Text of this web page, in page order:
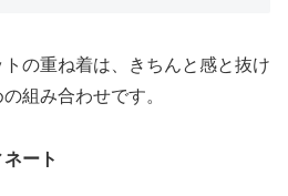
の重ね着は、きちんと感と抜け
組み合わせです。
ート